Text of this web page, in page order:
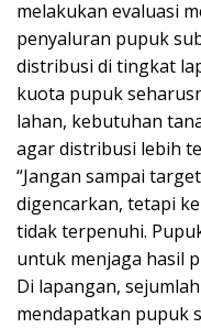
melakukan evaluasi
penyaluran pupuk
distribusi di tingkat
kuota pupuk
lahan, kebutuhan
agar distribusi lebih
“Jangan sampai
digencarkan, tetapi
tidak terpenuhi.
untuk menjaga hasil
Di lapangan,
mendapatkan pupuk